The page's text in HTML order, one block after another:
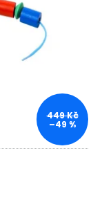
449 Kč
–49 %